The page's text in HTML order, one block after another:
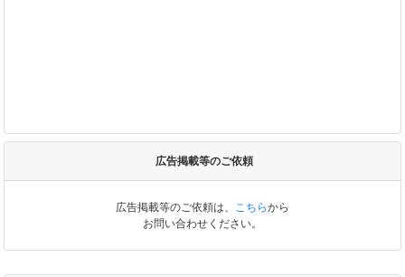
広告掲載等のご依頼
広告掲載等のご依頼は、 こちらから
お問い合わせください。